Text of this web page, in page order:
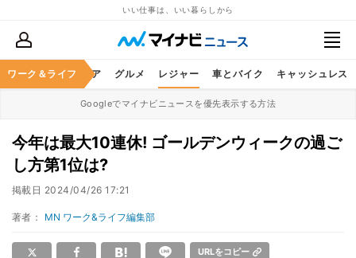
いい仕事は、いい暮らしから
ワーク＆ライフ
暮らし ヘルスケア グルメ レジャー 車とバイク キャッシュレス
Googleでマイナビニュースを優先表示する方法
今年は最大10連休! ゴールデンウィークの過ご
し方第1位は?
掲載日 2024/04/26 17:21
著者： MN ワーク&ライフ編集部
URLをコピー